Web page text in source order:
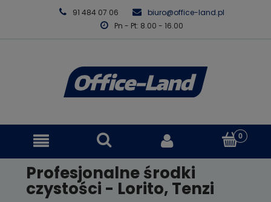
91 484 07 06
biuro@office-land.pl
Pn - Pt: 8.00 - 16.00
Profesjonalne środki
czystości - Lorito, Tenzi